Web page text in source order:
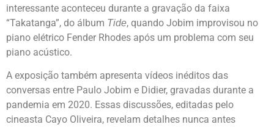
interessante aconteceu durante a gravação da faixa
“Takatanga”, do álbum Tide, quando Jobim improvisou no
piano elétrico Fender Rhodes após um problema com seu
piano acústico.
A exposição também apresenta vídeos inéditos das
conversas entre Paulo Jobim e Didier, gravadas durante a
pandemia em 2020. Essas discussões, editadas pelo
cineasta Cayo Oliveira, revelam detalhes nunca antes